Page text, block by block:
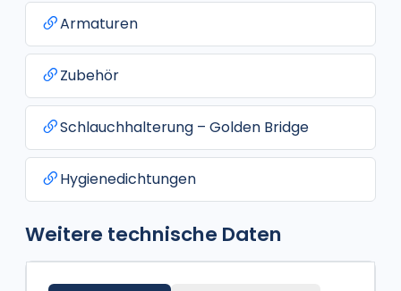
Armaturen
Zubehör
Schlauchhalterung – Golden Bridge
Hygienedichtungen
Weitere technische Daten